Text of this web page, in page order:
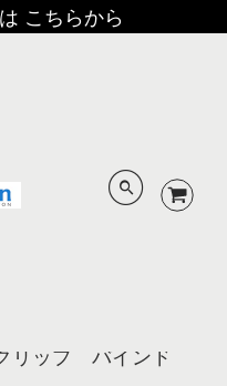
こちらから
リップ バインド